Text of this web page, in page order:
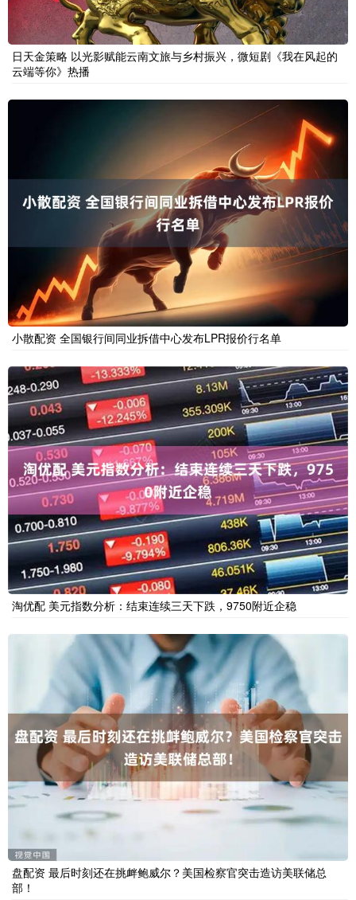
日天金策略 以光影赋能云南文旅与乡村振兴，微短剧《我在风起的
云端等你》热播
小散配资 全国银行间同业拆借中心发布LPR报价行名单
淘优配 美元指数分析：结束连续三天下跌，9750附近企稳
盘配资 最后时刻还在挑衅鲍威尔？美国检察官突击造访美联储总
部！